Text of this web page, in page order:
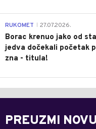
RUKOMET 27.07.2026.
Borac krenuo jako od
jedva dočekali početak
zna - titula!
PREUZMI